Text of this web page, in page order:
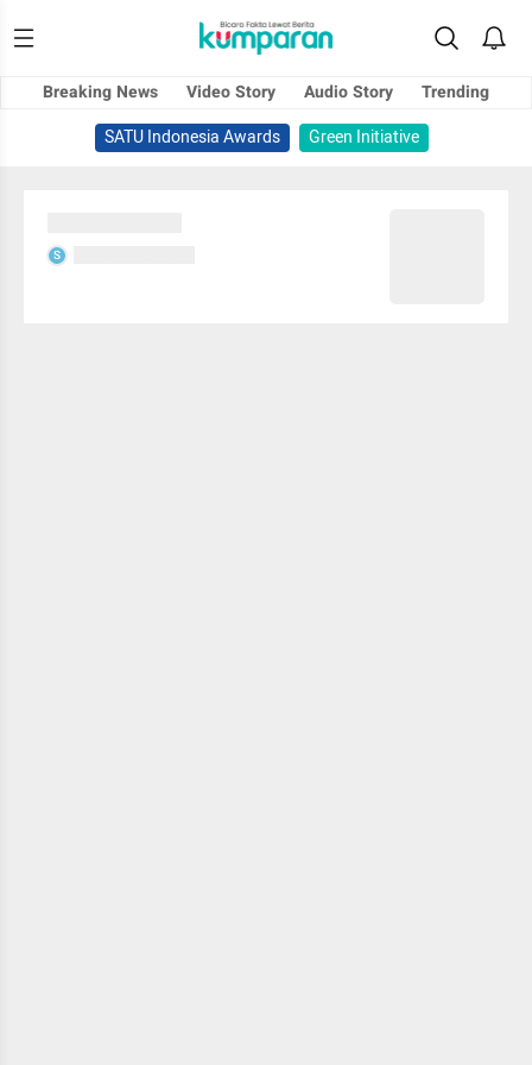
Breaking News Video Story Audio Story
Trending
SATU Indonesia Awards
Green Initiative
S